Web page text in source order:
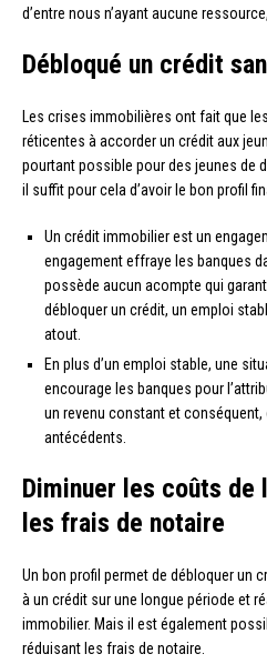
d’entre nous n’ayant aucune
Débloqué un crédit
Les crises immobilières ont fait que
réticentes à accorder un crédit aux
pourtant possible pour des jeunes de
il suffit pour cela d’avoir le bon profil
Un crédit immobilier est un
engagement effraye les banques
possède aucun acompte qui
débloquer un crédit, un emploi
atout.
En plus d’un emploi stable, une
encourage les banques pour
un revenu constant et conséquent,
antécédents.
Diminuer les coûts de
les frais de notaire
Un bon profil permet de débloquer un
à un crédit sur une longue période et
immobilier. Mais il est également
réduisant les frais de notaire.